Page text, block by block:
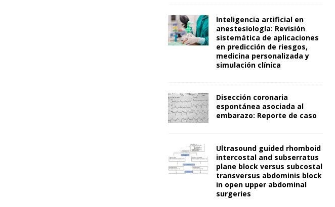
Inteligencia artificial en
anestesiología: Revisión
sistemática de aplicaciones
en predicción de riesgos,
medicina personalizada y
simulación clínica
Disección coronaria
espontánea asociada al
embarazo: Reporte de caso
Ultrasound guided rhomboid
intercostal and subserratus
plane block versus subcostal
transversus abdominis block
in open upper abdominal
surgeries